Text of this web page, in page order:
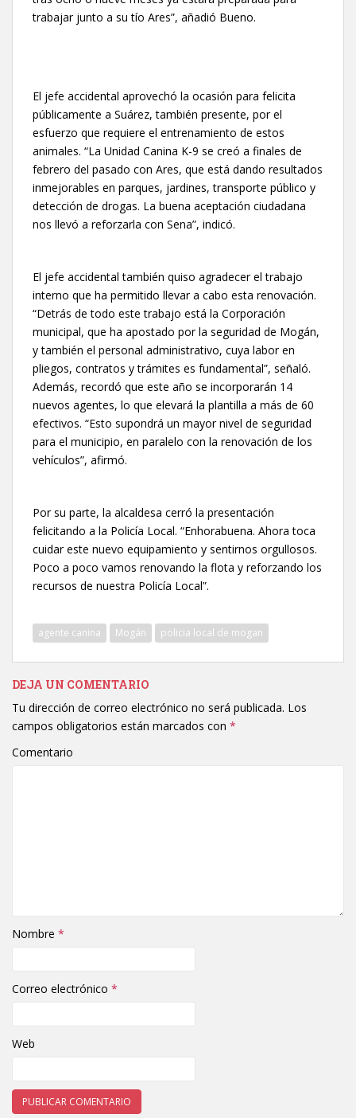
trabajar junto a su tío Ares”, añadió Bueno.
El jefe accidental aprovechó la ocasión para felicita
públicamente a Suárez, también presente, por el
esfuerzo que requiere el entrenamiento de estos
animales. “La Unidad Canina K-9 se creó a finales de
febrero del pasado con Ares, que está dando resultados
inmejorables en parques, jardines, transporte público y
detección de drogas. La buena aceptación ciudadana
nos llevó a reforzarla con Sena”, indicó.
El jefe accidental también quiso agradecer el trabajo
interno que ha permitido llevar a cabo esta renovación.
“Detrás de todo este trabajo está la Corporación
municipal, que ha apostado por la seguridad de Mogán,
y también el personal administrativo, cuya labor en
pliegos, contratos y trámites es fundamental”, señaló.
Además, recordó que este año se incorporarán 14
nuevos agentes, lo que elevará la plantilla a más de 60
efectivos. “Esto supondrá un mayor nivel de seguridad
para el municipio, en paralelo con la renovación de los
vehículos”, afirmó.
Por su parte, la alcaldesa cerró la presentación
felicitando a la Policía Local. “Enhorabuena. Ahora toca
cuidar este nuevo equipamiento y sentirnos orgullosos.
Poco a poco vamos renovando la flota y reforzando los
recursos de nuestra Policía Local”.
agente canina Mogán policia local de mogan
DEJA UN COMENTARIO
Tu dirección de correo electrónico no será publicada. Los
campos obligatorios están marcados con *
Comentario
Nombre *
Correo electrónico *
Web